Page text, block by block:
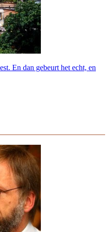
En dan gebeurt het echt, en